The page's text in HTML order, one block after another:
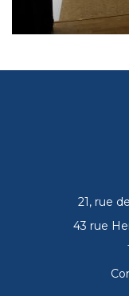
21, rue
43 rue